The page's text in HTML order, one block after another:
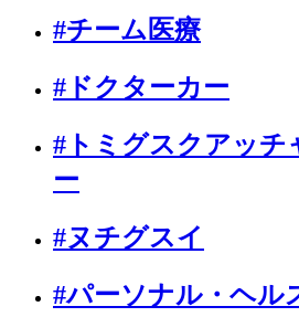
#チーム医療
#ドクターカー
#トミグスクアッチ
ー
#ヌチグスイ
#パーソナル・ヘル